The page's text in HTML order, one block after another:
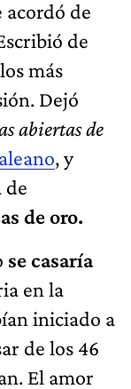
Dejó
abiertas de
, y
de
de oro.
se casaría
en la
de los 46
El amor
en el